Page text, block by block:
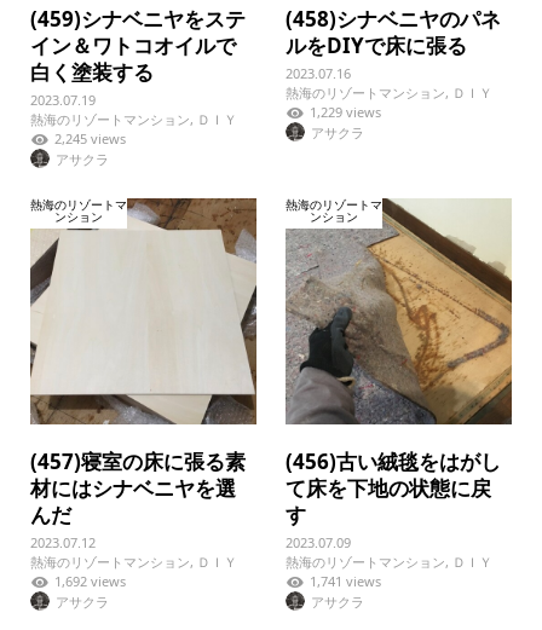
(459)シナベニヤをステ
イン＆ワトコオイルで
白く塗装する
2023.07.19
熱海のリゾートマンション, ＤＩＹ
2,245 views
アサクラ
(458)シナベニヤのパネ
ルをDIYで床に張る
2023.07.16
熱海のリゾートマンション, ＤＩＹ
1,229 views
アサクラ
熱海のリゾートマ
ンション
(457)寝室の床に張る素
材にはシナベニヤを選
んだ
2023.07.12
熱海のリゾートマンション, ＤＩＹ
1,692 views
アサクラ
熱海のリゾートマ
ンション
(456)古い絨毯をはがし
て床を下地の状態に戻
す
2023.07.09
熱海のリゾートマンション, ＤＩＹ
1,741 views
アサクラ